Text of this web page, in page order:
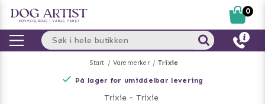
Start Varemerker Trixie
På lager for umiddelbar levering
Trixie - Trixie
0